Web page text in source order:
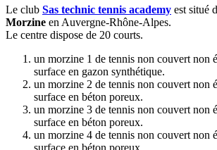
Le club Sas technic tennis academy est situé
Morzine en Auvergne-Rhône-Alpes.
Le centre dispose de 20 courts.
un morzine 1 de tennis non couvert non
surface en gazon synthétique.
un morzine 2 de tennis non couvert non
surface en béton poreux.
un morzine 3 de tennis non couvert non
surface en béton poreux.
un morzine 4 de tennis non couvert non
surface en béton poreux.